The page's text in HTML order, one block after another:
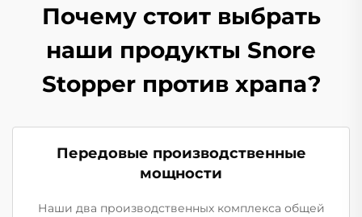
Почему стоит выбрать
наши продукты Snore
Stopper против храпа?
Передовые производственные
мощности
Наши два производственных комплекса общей